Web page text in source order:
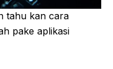
tahu kan cara
pake aplikasi